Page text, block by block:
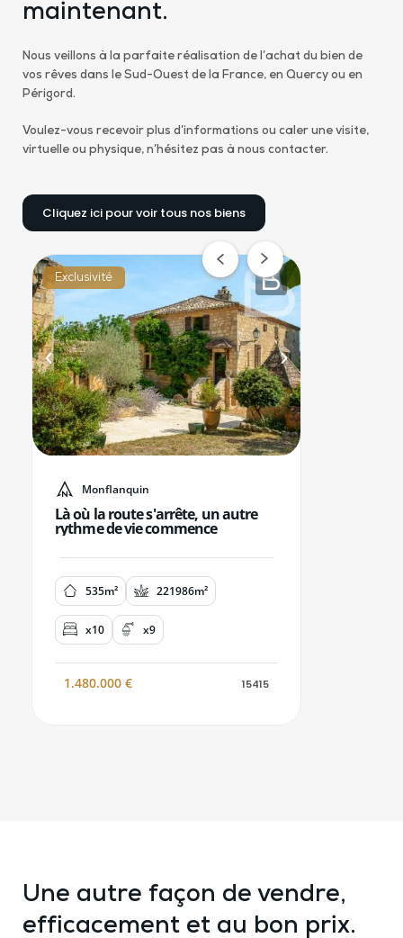
maintenant.
Nous veillons à la parfaite réalisation de l’achat du bien de
vos rêves dans le Sud-Ouest de la France, en Quercy ou en
Périgord.
Voulez-vous recevoir plus d’informations ou caler une visite,
virtuelle ou physique, n’hésitez pas à nous contacter.
Cliquez ici pour voir tous nos biens
Exclusivité
Monflanquin
Là où la route s'arrête, un autre
rythme de vie commence
535m² 221986m²
x10 x9
1.480.000 € 15415
Une autre façon de vendre,
efficacement et au bon prix.